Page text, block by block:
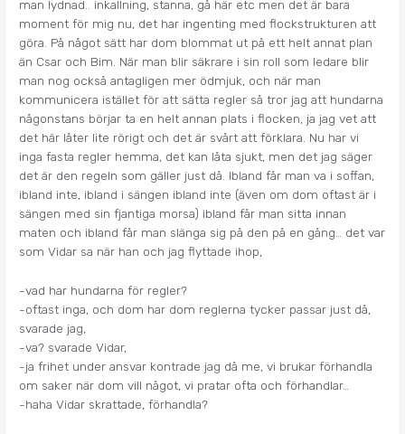
man lydnad.. inkallning, stanna, gå här etc men det är bara
moment för mig nu, det har ingenting med flockstrukturen att
göra. På något sätt har dom blommat ut på ett helt annat plan
än Csar och Bim. När man blir säkrare i sin roll som ledare blir
man nog också antagligen mer ödmjuk, och när man
kommunicera istället för att sätta regler så tror jag att hundarna
någonstans börjar ta en helt annan plats i flocken, ja jag vet att
det här låter lite rörigt och det är svårt att förklara. Nu har vi
inga fasta regler hemma, det kan låta sjukt, men det jag säger
det är den regeln som gäller just då. Ibland får man va i soffan,
ibland inte, ibland i sängen ibland inte (även om dom oftast är i
sängen med sin fjantiga morsa) ibland får man sitta innan
maten och ibland får man slänga sig på den på en gång… det var
som Vidar sa när han och jag flyttade ihop,
-vad har hundarna för regler?
-oftast inga, och dom har dom reglerna tycker passar just då,
svarade jag,
-va? svarade Vidar,
-ja frihet under ansvar kontrade jag då me, vi brukar förhandla
om saker när dom vill något, vi pratar ofta och förhandlar…
-haha Vidar skrattade, förhandla?